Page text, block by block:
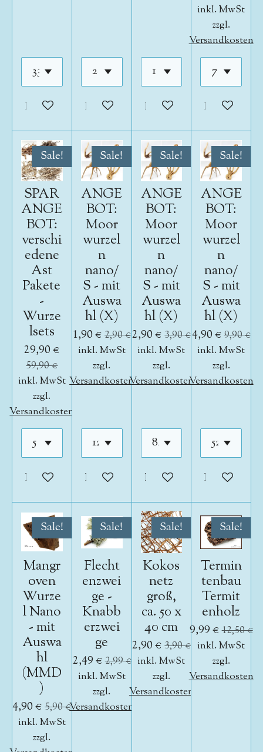
In den WarenkorbIn den WarenkorbIn den Warenkorb
inkl. MwSt
zzgl.
Versandkosten
In den
Sale!
SPAR
ANGE
BOT:
verschi
edene
Ast
Pakete
-
Wurze
lsets
29,90 €
59,90 €
inkl. MwSt
zzgl.
Versandkosten
In den Warenkorb
Sale!
ANGE
BOT:
Moor
wurzel
n
nano/
S - mit
Auswa
hl (X)
1,90 € 2,90 €
inkl. MwSt
zzgl.
Versandkosten
In den Warenkorb
Sale!
ANGE
BOT:
Moor
wurzel
n
nano/
S - mit
Auswa
hl (X)
2,90 € 3,90 €
inkl. MwSt
zzgl.
Versandkosten
In den Warenkorb
Sale!
ANGE
BOT:
Moor
wurzel
n
nano/
S - mit
Auswa
hl (X)
4,90 €9,90 €
inkl. MwSt
zzgl.
Versandkosten
In den
Sale!
Mangr
oven
Wurze
l Nano
- mit
Auswa
hl
(MMD
)
4,90 € 5,90 €
inkl. MwSt
zzgl.
Sale!
Flecht
enzwei
ge -
Knabb
erzwei
ge
2,49 €2,99 €
inkl. MwSt
zzgl.
Versandkosten
Sale!
Kokos
netz
groß,
ca. 50 x
40 cm
2,90 € 3,90 €
inkl. MwSt
zzgl.
Versandkosten
Sale!
Termin
tenbau
Termit
enholz
9,99 €12,50 €
inkl. MwSt
zzgl.
Versandkosten